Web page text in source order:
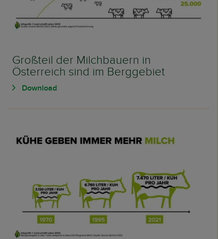
Großteil der Milchbauern in
Österreich sind im Berggebiet
Download